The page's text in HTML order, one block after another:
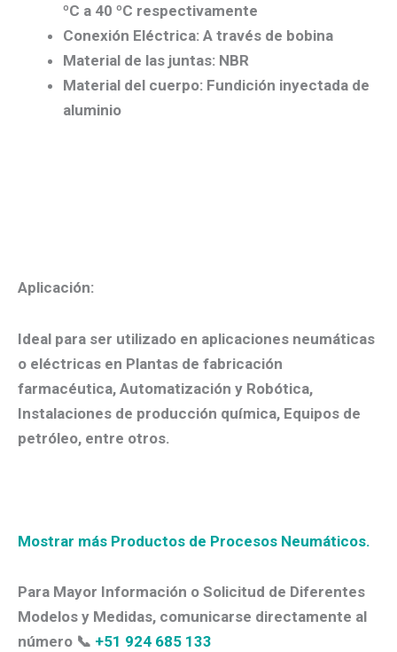
ºC a 40 ºC respectivamente
Conexión Eléctrica: A través de bobina
Material de las juntas: NBR
Material del cuerpo: Fundición inyectada de
aluminio
Aplicación:
Ideal para ser utilizado en aplicaciones neumáticas
o eléctricas en Plantas de fabricación
farmacéutica, Automatización y Robótica,
Instalaciones de producción química, Equipos de
petróleo, entre otros.
Mostrar más Productos de Procesos Neumáticos.
Para Mayor Información o Solicitud de Diferentes
Modelos y Medidas, comunicarse directamente al
número 📞 +51 924 685 133